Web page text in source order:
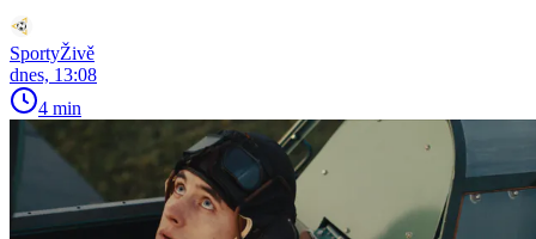
SportyŽivě
dnes, 13:08
4 min